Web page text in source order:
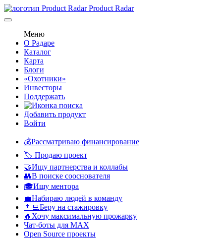
Product Radar
Меню
О Радаре
Каталог
Карта
Блоги
«Охотники»
Инвесторы
Поддержать
Добавить продукт
Войти
💰Рассматриваю финансирование
🏷️ Продаю проект
🤝Ищу партнерства и коллабы
👥В поиске сооснователя
🎓Ищу ментора
💼Набираю людей в команду
👨‍💻Беру на стажировку
🔥Хочу максимальную прожарку
Чат-боты для MAX
Open Source проекты